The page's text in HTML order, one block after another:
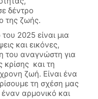
δέντρο
της ζωής.
2025 είναι μια
και εικόνες,
του αναγνώστη για
κρίσης και τη
ζωή. Είναι ένα
τη σχέση μας
αρμονικό και